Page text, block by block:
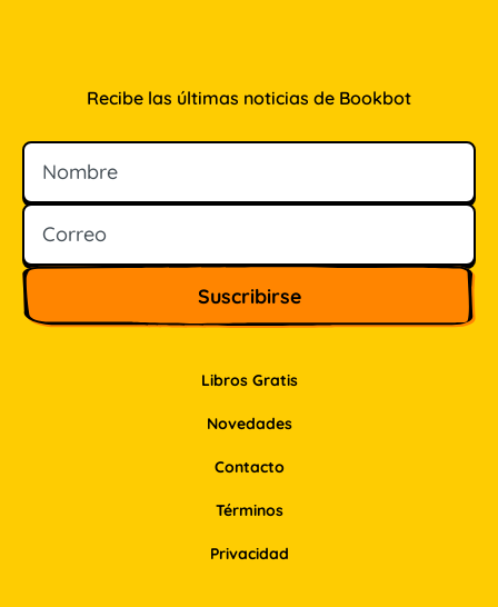
Libros Gratis
Novedades
Contacto
Recibe las últimas noticias de Bookbot
Nombre
Correo
Términos
Privacidad